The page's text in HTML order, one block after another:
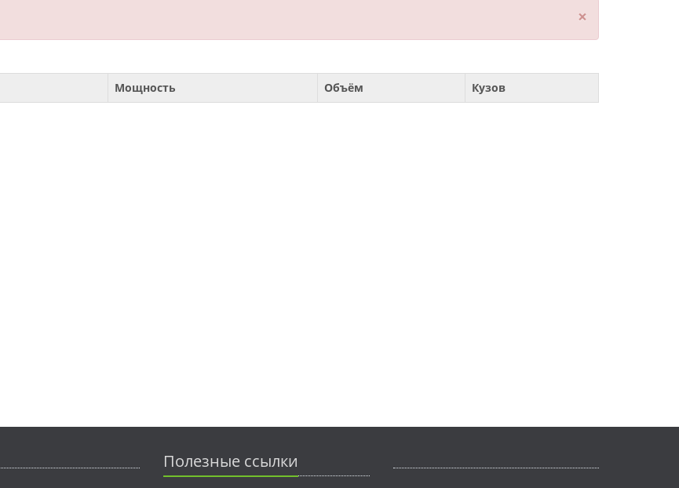
×
Мощность Объём Кузов
Полезные ссылки